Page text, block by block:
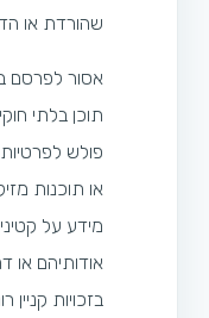
שהורדת או
אסור לפרסם
תוכן בלתי
פולש
או תוכנות
מידע על
אודותיהם או
בזכויות קניין